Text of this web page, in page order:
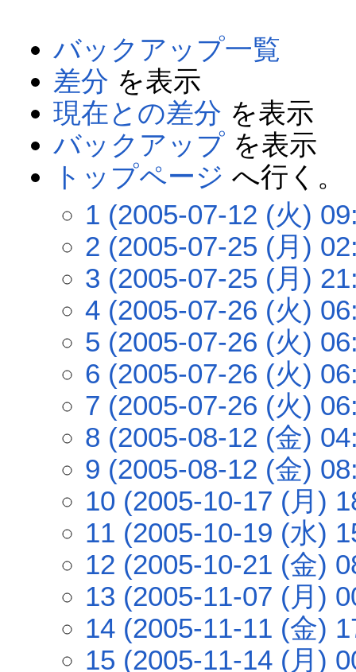
バックアップ一覧
差分 を表示
現在との差分 を表示
バックアップを表示
トップページ へ行く。
1 (2005-07-12 (火)
2 (2005-07-25 (月)
3 (2005-07-25 (月)
4 (2005-07-26 (火)
5 (2005-07-26 (火)
6 (2005-07-26 (火)
7 (2005-07-26 (火)
8 (2005-08-12 (金)
9 (2005-08-12 (金)
10 (2005-10-17 (月)
11 (2005-10-19 (水)
12 (2005-10-21 (金)
13 (2005-11-07 (月)
14 (2005-11-11 (金)
15 (2005-11-14 (月)